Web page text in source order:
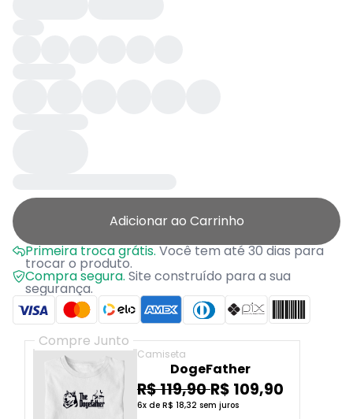
Adicionar ao Carrinho
Primeira troca grátis.Você tem até 30 dias para
trocar o produto.
Compra segura. Site construído para a sua
segurança.
Compre Junto
Camiseta
DogeFather
R$ 119,90 R$ 109,90
6x de R$ 18,32 sem juros